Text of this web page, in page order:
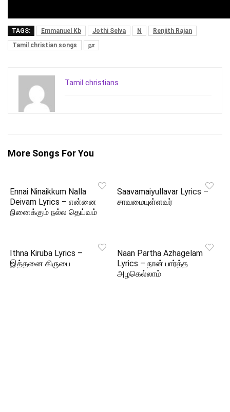
TAGS: Emmanuel Kb Jothi Selva N
Renjith Rajan
Tamil christian songs
நா
Tamil christians
More Songs For You
Ennai Ninaikkum Nalla
Deivam Lyrics – என்னை
நினைக்கும் நல்ல தெய்வம்
Saavamaiyullavar Lyrics –
சாவமையுள்ளவர்
Ithna Kiruba Lyrics –
இத்தனை கிருபை
Naan Partha Azhagelam
Lyrics – நான் பார்த்த
அழகெல்லாம்